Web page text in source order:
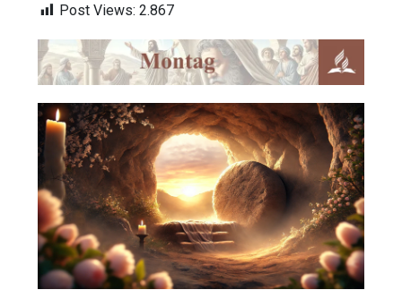
Post Views: 2.867